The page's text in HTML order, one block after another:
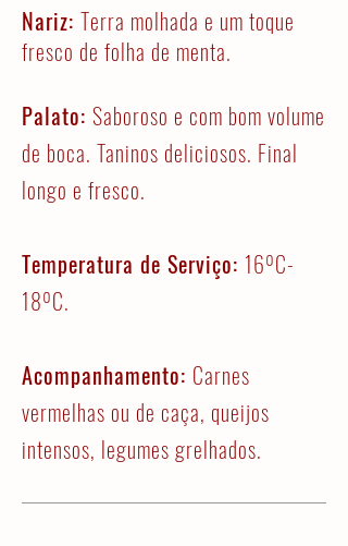
Nariz: Terra molhada e um toque
fresco de folha de menta.
Palato: Saboroso e com bom volume
de boca. Taninos deliciosos. Final
longo e fresco.
Temperatura de Serviço: 16ºC-
18ºC.
Acompanhamento: Carnes
vermelhas ou de caça, queijos
intensos, legumes grelhados.